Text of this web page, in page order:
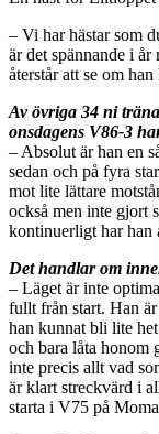
– Vi har hästar som
är det spännande i
återstår att se om
Av övriga 34 ni
onsdagens V86-3
– Absolut är han en
sedan och på fyra
mot lite lättare
också men inte gjort
kontinuerligt har han
Det handlar om
– Läget är inte
fullt från start. Han
han kunnat bli lite
och bara låta honom
inte precis allt vad
är klart streckvärd i
starta i V75 på